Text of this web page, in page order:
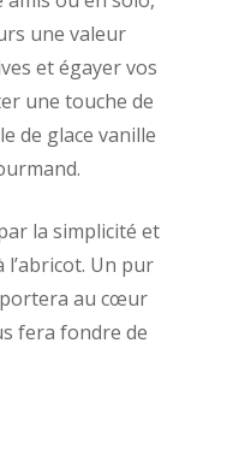
une valeur
et égayer vos
une touche de
de glace vanille
la simplicité et
Un pur
au cœur
fera fondre de